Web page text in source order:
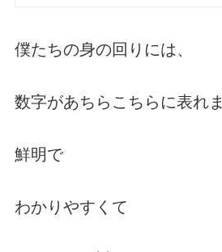
僕たちの身の回りには、
数字があちらこちらに表れ
鮮明で
わかりやすくて